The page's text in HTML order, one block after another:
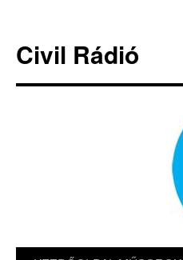
tartalomba
Civil Rádió